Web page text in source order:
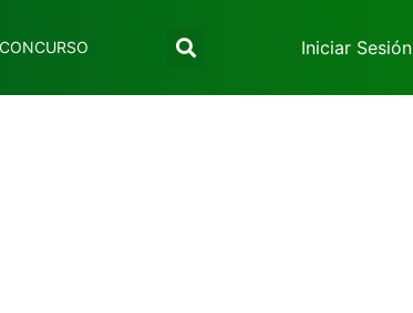
CONCURSO Iniciar Sesión